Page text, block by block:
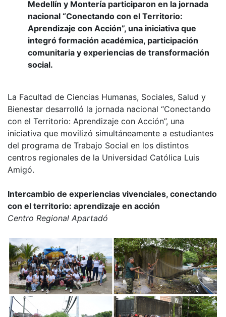
Medellín y Montería participaron en la jornada
nacional “Conectando con el Territorio:
Aprendizaje con Acción”, una iniciativa que
integró formación académica, participación
comunitaria y experiencias de transformación
social.
La Facultad de Ciencias Humanas, Sociales, Salud y
Bienestar desarrolló la jornada nacional “Conectando
con el Territorio: Aprendizaje con Acción”, una
iniciativa que movilizó simultáneamente a estudiantes
del programa de Trabajo Social en los distintos
centros regionales de la Universidad Católica Luis
Amigó.
Intercambio de experiencias vivenciales, conectando
con el territorio: aprendizaje en acción
Centro Regional Apartadó